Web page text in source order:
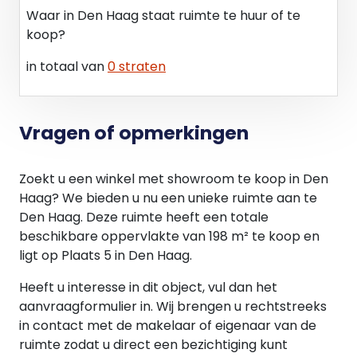
Vloeroppervlak:
Souterrain/kelder: ca. 61m²
1e verdieping: ca. 39m²
Totaal: ca. 198m²
In de directe nabijheid bevinden zich op
loopafstand diverse openbare parkeergarages
waaronder Q Park Heulstraat, Interparking aan
het Plein en Q-Park Torenstraat. Aan de openbare
weg geldt betaald parkeren
Opleveringsniveau:
Het object beschikt over een uitgebreid
voorzieningenniveau waaronder:
Waar in Den Haag staat ruimte te huur of te
koop?
in totaal van0 straten
Vragen of opmerkingen
Zoekt u een winkel met showroom te koop in Den
Haag? We bieden u nu een unieke ruimte aan te
Den Haag. Deze ruimte heeft een totale
beschikbare oppervlakte van 198 m² te koop en
ligt op Plaats 5 in Den Haag.
Heeft u interesse in dit object, vul dan het
aanvraagformulier in. Wij brengen u rechtstreeks
in contact met de makelaar of eigenaar van de
ruimte zodat u direct een bezichtiging kunt